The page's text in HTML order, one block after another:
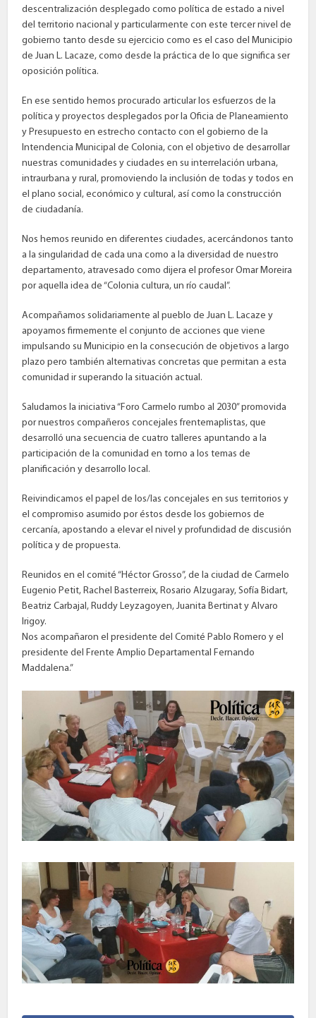
descentralización desplegado como política de estado a nivel
del territorio nacional y particularmente con este tercer nivel de
gobierno tanto desde su ejercicio como es el caso del Municipio
de Juan L. Lacaze, como desde la práctica de lo que significa ser
oposición política.
En ese sentido hemos procurado articular los esfuerzos de la
política y proyectos desplegados por la Oficia de Planeamiento
y Presupuesto en estrecho contacto con el gobierno de la
Intendencia Municipal de Colonia, con el objetivo de desarrollar
nuestras comunidades y ciudades en su interrelación urbana,
intraurbana y rural, promoviendo la inclusión de todas y todos en
el plano social, económico y cultural, así como la construcción
de ciudadanía.
Nos hemos reunido en diferentes ciudades, acercándonos tanto
a la singularidad de cada una como a la diversidad de nuestro
departamento, atravesado como dijera el profesor Omar Moreira
por aquella idea de “Colonia cultura, un río caudal”.
Acompañamos solidariamente al pueblo de Juan L. Lacaze y
apoyamos firmemente el conjunto de acciones que viene
impulsando su Municipio en la consecución de objetivos a largo
plazo pero también alternativas concretas que permitan a esta
comunidad ir superando la situación actual.
Saludamos la iniciativa “Foro Carmelo rumbo al 2030” promovida
por nuestros compañeros concejales frentemaplistas, que
desarrolló una secuencia de cuatro talleres apuntando a la
participación de la comunidad en torno a los temas de
planificación y desarrollo local.
Reivindicamos el papel de los/las concejales en sus territorios y
el compromiso asumido por éstos desde los gobiernos de
cercanía, apostando a elevar el nivel y profundidad de discusión
política y de propuesta.
Reunidos en el comité “Héctor Grosso”, de la ciudad de Carmelo
Eugenio Petit, Rachel Basterreix, Rosario Alzugaray, Sofía Bidart,
Beatriz Carbajal, Ruddy Leyzagoyen, Juanita Bertinat y Alvaro
Irigoy.
Nos acompañaron el presidente del Comité Pablo Romero y el
presidente del Frente Amplio Departamental Fernando
Maddalena.”